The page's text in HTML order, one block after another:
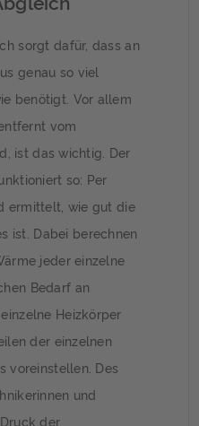
sorgt dafür, dass an
genau so viel
benötigt. Vor allem
vom
ist das wichtig. Der
so: Per
ermittelt, wie gut die
ist. Dabei berechnen
jeder einzelne
Bedarf an
Heizkörper
der einzelnen
voreinstellen. Des
und
der